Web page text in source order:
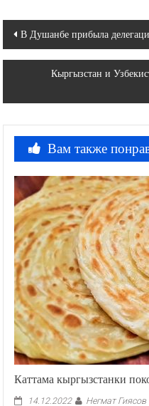
Навигация
по
записям
В Душанбе прибыла
Кыргызстан и
Вам также
Каттама кыргызстанки
14.12.2022 Негмат Гиясов